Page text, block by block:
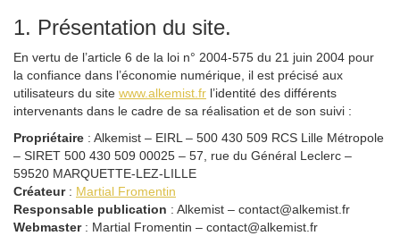
1. Présentation du site.
En vertu de l’article 6 de la loi n° 2004-575 du 21 juin 2004 pour
la confiance dans l’économie numérique, il est précisé aux
utilisateurs du site www.alkemist.fr l’identité des différents
intervenants dans le cadre de sa réalisation et de son suivi :
Propriétaire : Alkemist – EIRL – 500 430 509 RCS Lille Métropole
– SIRET 500 430 509 00025 – 57, rue du Général Leclerc –
59520 MARQUETTE-LEZ-LILLE
Créateur: Martial Fromentin
Responsable publication : Alkemist – contact@alkemist.fr
Webmaster: Martial Fromentin – contact@alkemist.fr